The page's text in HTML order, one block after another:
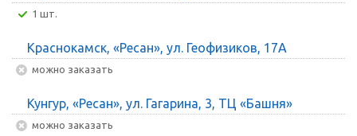
1 шт.
Краснокамск, «Ресан», ул. Геофизиков, 17А
Можно заказать
Кунгур, «Ресан», ул. Гагарина, 3, ТЦ «Башня»
Можно заказать